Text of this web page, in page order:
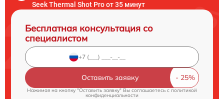
Seek Thermal Shot Pro от 35 минут
Бесплатная консультация со
специалистом
Оставить заявку
Нажимая на кнопку "Оставить заявку" Вы соглашаетесь cполитикой
конфиденциальности